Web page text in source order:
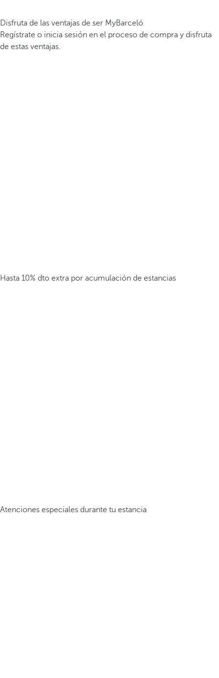
Disfruta de las ventajas de ser MyBarceló
Regístrate o inicia sesión en el proceso de compra y disfruta
de estas ventajas.
Hasta 10% dto extra por acumulación de estancias
Atenciones especiales durante tu estancia